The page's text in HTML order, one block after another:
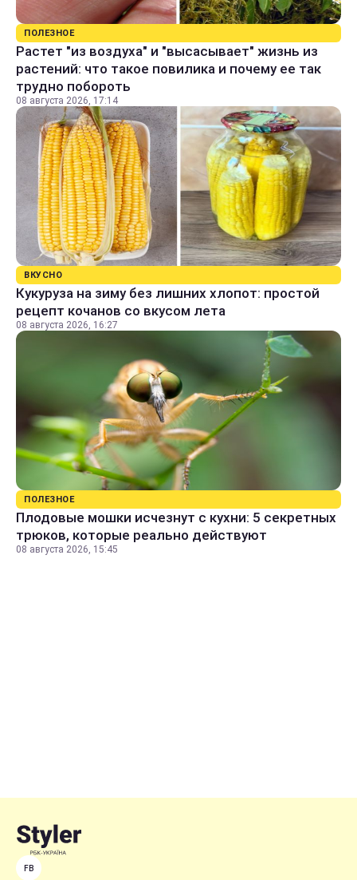
ПОЛЕЗНОЕ
Растет "из воздуха" и "высасывает" жизнь из
растений: что такое повилика и почему ее так
трудно побороть
08 августа 2026, 17:14
ВКУСНО
Кукуруза на зиму без лишних хлопот: простой
рецепт кочанов со вкусом лета
08 августа 2026, 16:27
ПОЛЕЗНОЕ
Плодовые мошки исчезнут с кухни: 5 секретных
трюков, которые реально действуют
08 августа 2026, 15:45
FB